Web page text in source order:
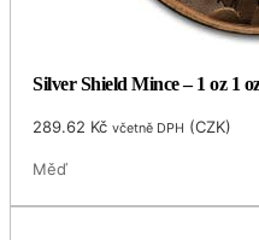
Silver Shield Mince – 1 oz 1
289.62 Kč včetně DPH (CZK)
Měď